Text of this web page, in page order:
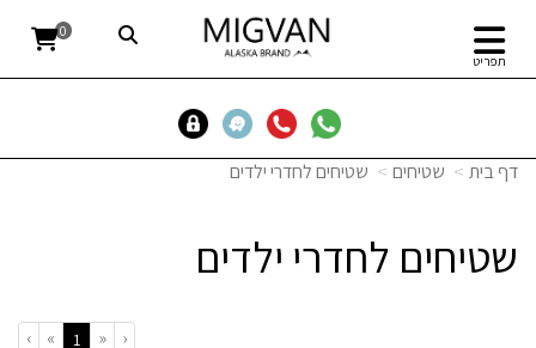
תפריט
0
דף בית שטיחים שטיחים לחדרי ילדים
שטיחים לחדרי ילדים
‹
«
1
»
›